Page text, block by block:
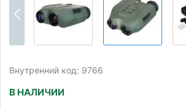
Внутренний код: 9766
В НАЛИЧИИ